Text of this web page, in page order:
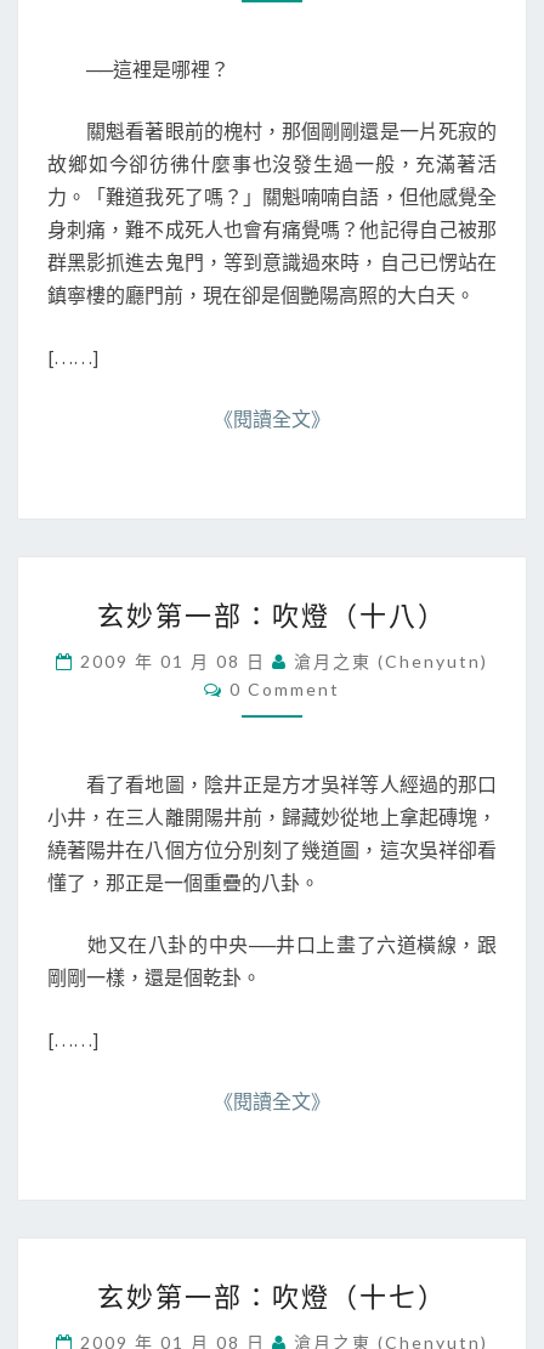
：
九
）
N
T
──這裡是哪裡？
關魁看著眼前的槐村，那個剛剛還是一片死寂的
故鄉如今卻彷彿什麼事也沒發生過一般，充滿著活
力。「難道我死了嗎？」關魁喃喃自語，但他感覺全
身刺痛，難不成死人也會有痛覺嗎？他記得自己被那
群黑影抓進去鬼門，等到意識過來時，自己已愣站在
鎮寧樓的廳門前，現在卻是個艷陽高照的大白天。
[……]
《閱讀全文》
妙
一
部
：
燈
（
十
八
）
玄妙第一部：吹燈（十八）
2009 年 01 月 08 日
滄月之東 (chenyutn)
C
O
N
T
S
0 Comment
看了看地圖，陰井正是方才吳祥等人經過的那口
小井，在三人離開陽井前，歸藏妙從地上拿起磚塊，
繞著陽井在八個方位分別刻了幾道圖，這次吳祥卻看
懂了，那正是一個重疊的八卦。
她又在八卦的中央──井口上畫了六道橫線，跟
剛剛一樣，還是個乾卦。
[……]
《閱讀全文》
妙
玄妙第一部：吹燈（十七）
2009 年 01 月 08 日
滄月之東 (chenyutn)